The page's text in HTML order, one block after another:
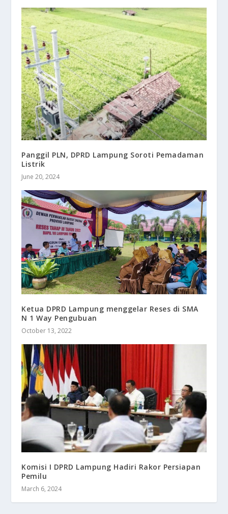
Panggil PLN, DPRD Lampung Soroti Pemadaman
Listrik
June 20, 2024
Ketua DPRD Lampung menggelar Reses di SMA
N 1 Way Pengubuan
October 13, 2022
Komisi I DPRD Lampung Hadiri Rakor Persiapan
Pemilu
March 6, 2024